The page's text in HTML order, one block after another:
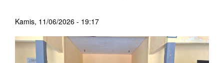
Kamis, 11/06/2026 - 19:17